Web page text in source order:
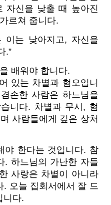
자신을 낮출 때 높아진
르쳐 줍니다.
이는 낮아지고, 자신을
.”
배워야 합니다.
있는 차별과 혐오입니
손한 사람은 하느님을
니다. 차별과 무시, 혐
사람들에게 깊은 상처
야 한다는 것입니다. 참
. 하느님의 가난한 자들
사랑은 차별이 아니라
오늘 집회서에서 잘 드
니다.